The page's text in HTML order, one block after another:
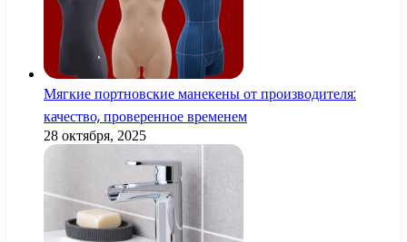
Мягкие портновские манекены от производителя:
качество, проверенное временем
28 октября, 2025